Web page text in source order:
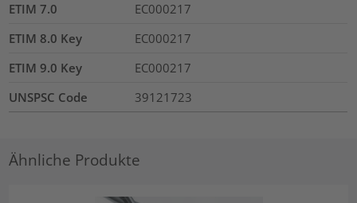
ETIM 7.0
EC000217
ETIM 8.0 Key
EC000217
ETIM 9.0 Key
EC000217
UNSPSC Code
39121723
Ähnliche Produkte